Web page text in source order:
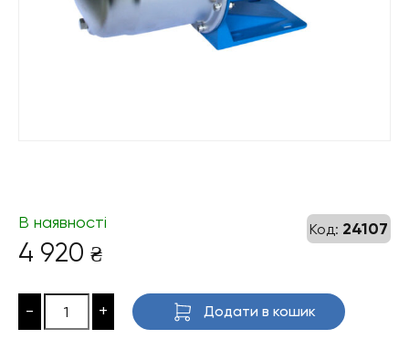
Код: 24107
В наявності
4 920 ₴
- + Додати в кошик